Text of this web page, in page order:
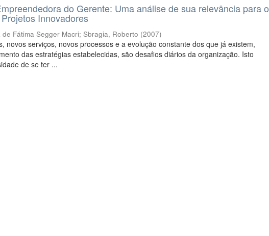
do Gerente: Uma análise de sua relevância para o
Innovadores
Fátima Segger Macri;Sbragia, Roberto (2007)
novos serviços, novos processos e a evolução constante dos que já existem,
das estratégias estabelecidas, são desafios diários da organização. Isto
de se ter ...